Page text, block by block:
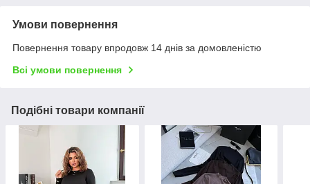
Умови повернення
Повернення товару впродовж 14 днів за домовленістю
Всі умови повернення
Подібні товари компанії